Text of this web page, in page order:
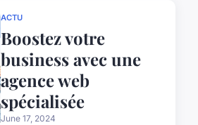
ACTU
Boostez votre
business avec une
agence web
spécialisée
June 17, 2024